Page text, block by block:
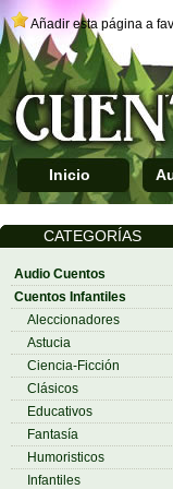
Añadir esta página a
Inicio
CATEGORÍAS
Audio Cuentos
Cuentos Infantiles
Aleccionadores
Astucia
Ciencia-Ficción
Clásicos
Educativos
Fantasía
Humoristicos
Infantiles